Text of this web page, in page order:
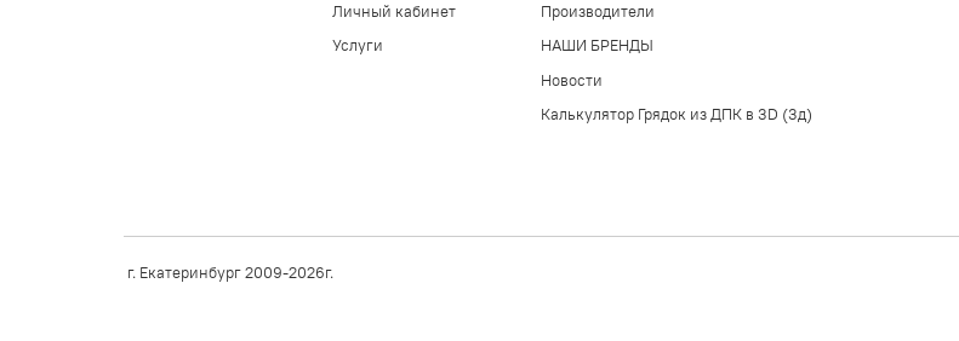
Личный кабинет
Услуги
Производители
НАШИ БРЕНДЫ
Новости
Калькулятор Грядок из ДПК в 3D (3д)
г. Екатеринбург 2009-2026г.